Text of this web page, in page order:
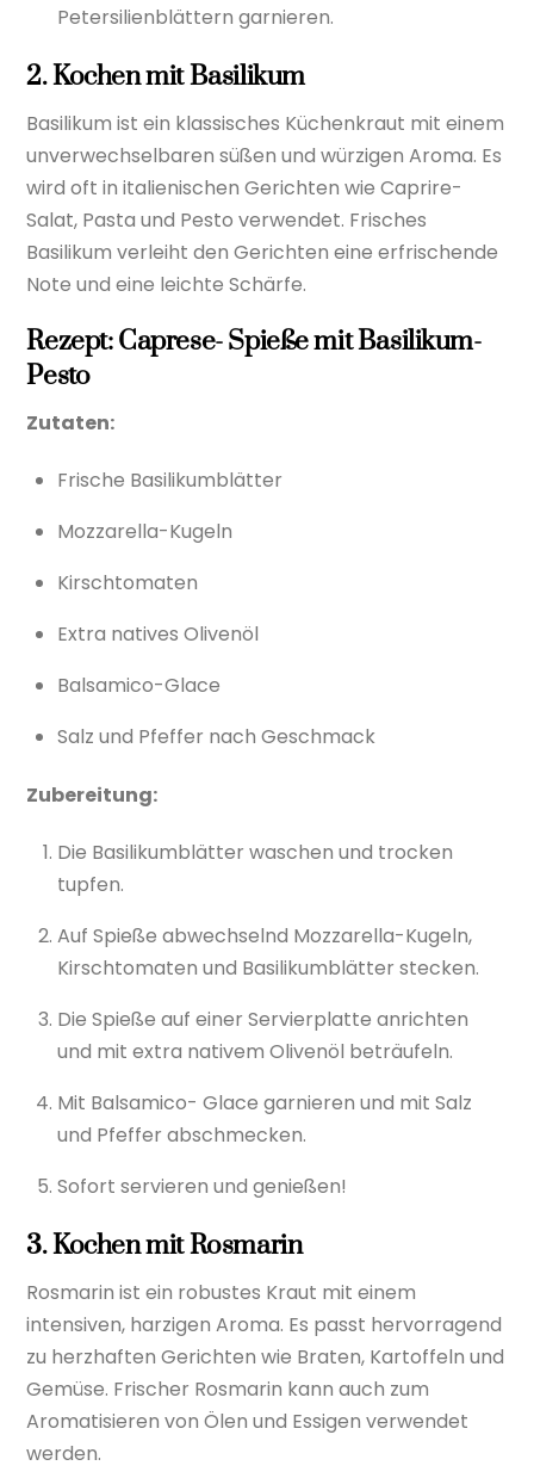
Petersilienblättern garnieren.
2. Kochen mit Basilikum
Basilikum ist ein klassisches Küchenkraut mit einem
unverwechselbaren süßen und würzigen Aroma. Es
wird oft in italienischen Gerichten wie Caprire-
Salat, Pasta und Pesto verwendet. Frisches
Basilikum verleiht den Gerichten eine erfrischende
Note und eine leichte Schärfe.
Rezept: Caprese- Spieße mit Basilikum-
Pesto
Zutaten:
Frische Basilikumblätter
Mozzarella-Kugeln
Kirschtomaten
Extra natives Olivenöl
Balsamico-Glace
Salz und Pfeffer nach Geschmack
Zubereitung:
Die Basilikumblätter waschen und trocken
tupfen.
Auf Spieße abwechselnd Mozzarella-Kugeln,
Kirschtomaten und Basilikumblätter stecken.
Die Spieße auf einer Servierplatte anrichten
und mit extra nativem Olivenöl beträufeln.
Mit Balsamico- Glace garnieren und mit Salz
und Pfeffer abschmecken.
Sofort servieren und genießen!
3. Kochen mit Rosmarin
Rosmarin ist ein robustes Kraut mit einem
intensiven, harzigen Aroma. Es passt hervorragend
zu herzhaften Gerichten wie Braten, Kartoffeln und
Gemüse. Frischer Rosmarin kann auch zum
Aromatisieren von Ölen und Essigen verwendet
werden.